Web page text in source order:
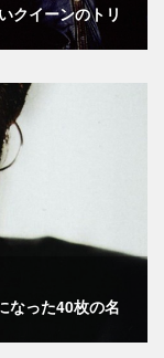
クイーンのトリ
なった40枚の名